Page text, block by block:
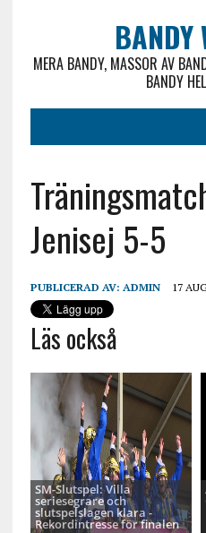
BANDY
MERA BANDY, MASSOR AV
BANDY
Jenisej 5-5
PUBLICERAD AV: ADMIN 17
Läs också
SM-Slutspel: Villa
seriesegrare och
slutspelslagen klara -
Rekordintresse för finalen